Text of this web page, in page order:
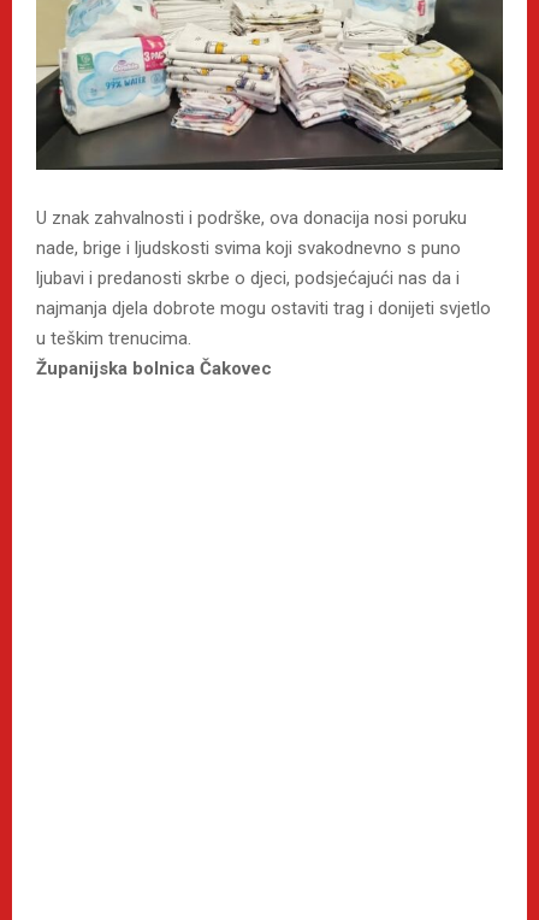
U znak zahvalnosti i podrške, ova donacija nosi poruku
nade, brige i ljudskosti svima koji svakodnevno s puno
ljubavi i predanosti skrbe o djeci, podsjećajući nas da i
najmanja djela dobrote mogu ostaviti trag i donijeti svjetlo
u teškim trenucima.
Županijska bolnica Čakovec